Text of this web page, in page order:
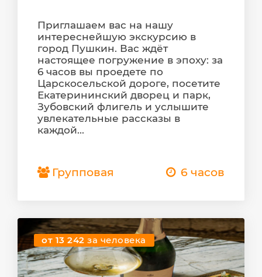
Приглашаем вас на нашу
интереснейшую экскурсию в
город Пушкин. Вас ждёт
настоящее погружение в эпоху: за
6 часов вы проедете по
Царскосельской дороге, посетите
Екатерининский дворец и парк,
Зубовский флигель и услышите
увлекательные рассказы в
каждой...
Групповая 6 часов
от 13 242за человека